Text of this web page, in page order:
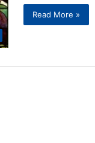
Read More »